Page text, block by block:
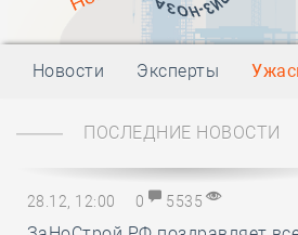
Новости Эксперты
ПОСЛЕДНИЕ НОВОСТИ
28.12, 12:00 0 5535